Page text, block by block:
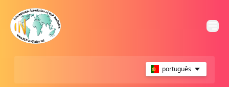
português